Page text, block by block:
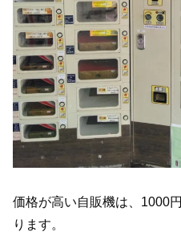
価格が高い自販機は、1000
ります。